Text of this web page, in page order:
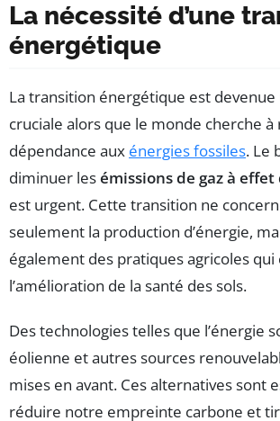
La nécessité d’une
énergétique
La transition énergétique est
cruciale alors que le monde cherche à
dépendance aux énergies fossiles. Le
diminuer lesémissions de gaz à effet
est urgent. Cette transition ne
seulement la production d’énergie,
également des pratiques agricoles
l’amélioration de la santé des sols.
Des technologies telles que l’énergie
éolienne et autres sources
mises en avant. Ces alternatives sont
réduire notre empreinte carbone et